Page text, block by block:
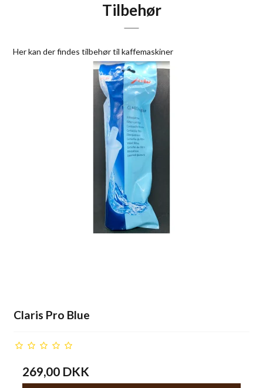
Tilbehør
Her kan der findes tilbehør til kaffemaskiner
Claris Pro Blue
269,00 DKK